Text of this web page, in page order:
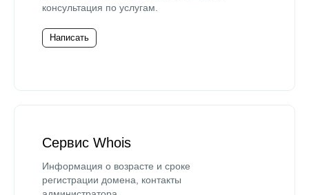
консультация по услугам.
Написать
Сервис Whois
Информация о возрасте и сроке
регистрации домена, контакты